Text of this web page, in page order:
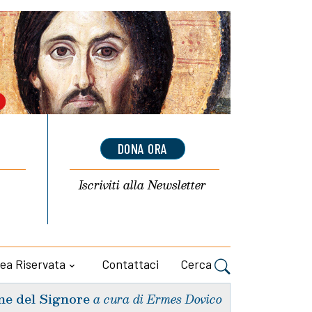
DONA ORA
Iscriviti allaNewsletter
Riservata Contattaci Cerca
del Signorea cura di Ermes Dovico